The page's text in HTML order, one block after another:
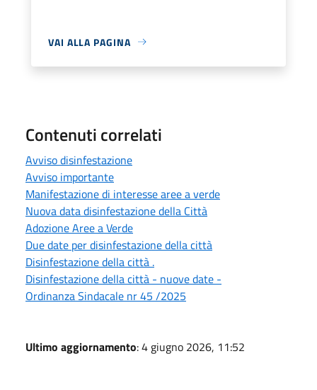
VAI ALLA PAGINA
Contenuti correlati
Avviso disinfestazione
Avviso importante
Manifestazione di interesse aree a verde
Nuova data disinfestazione della Città
Adozione Aree a Verde
Due date per disinfestazione della città
Disinfestazione della città .
Disinfestazione della città - nuove date -
Ordinanza Sindacale nr 45 /2025
Ultimo aggiornamento: 4 giugno 2026, 11:52